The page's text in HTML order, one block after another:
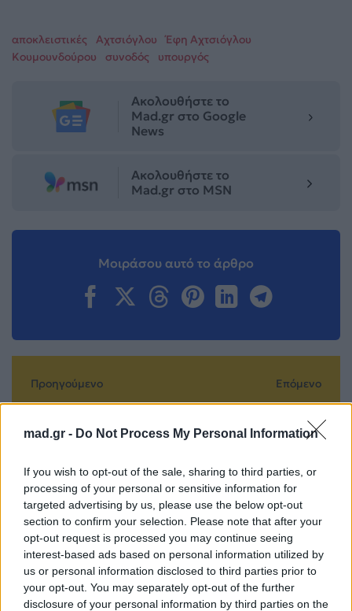
mad.gr - Do Not Process My Personal Information
If you wish to opt-out of the sale, sharing to third parties, or
processing of your personal or sensitive information for
targeted advertising by us, please use the below opt-out
section to confirm your selection. Please note that after your
opt-out request is processed you may continue seeing
interest-based ads based on personal information utilized by
us or personal information disclosed to third parties prior to
your opt-out. You may separately opt-out of the further
disclosure of your personal information by third parties on the
αποκλειστικές Αχτσιόγλου
Έφη Αχτσιόγλου
Κουμουνδούρου
συνοδός υπουργός
Ακολουθήστε το
Mad.gr στο Google
News
Ακολουθήστε το
Mad.gr στο MSN
Μοιράσου αυτό το άρθρο
Προηγούμενο
Οι ΜΕΛΙSSES LIVE
σε ένα τεράστιο
καλοκαιρινό
πάρτυ! 23 Ιουνίου –
Κέντρο Πολιτισμού
Επόμενο
Survivor: Πως
αντέδρασαν
Βασάλος –
Σπαλιάρας όταν
είδαν τις κοπέλες